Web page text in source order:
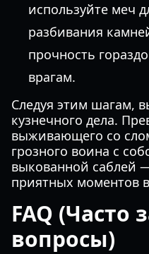
используйте меч
разбивания
прочность
врагам.
Следуя этим шагам,
кузнечного дела.
выживающего со
грозного воина с
выкованной саблей
приятных моментов
FAQ (Часто
вопросы)